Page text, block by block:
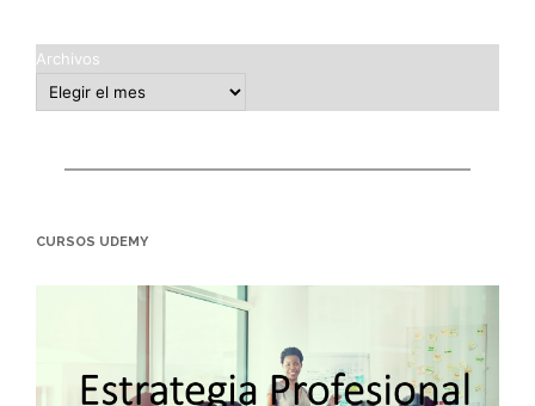
Archivos
CURSOS UDEMY